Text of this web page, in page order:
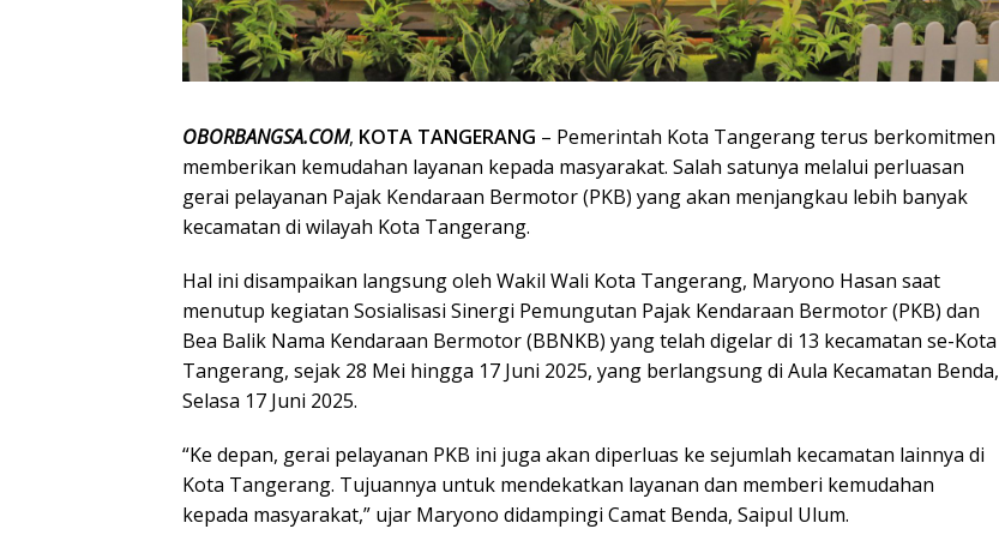
OBORBANGSA.COM, KOTA TANGERANG – Pemerintah Kota Tangerang terus berkomitmen
memberikan kemudahan layanan kepada masyarakat. Salah satunya melalui perluasan
gerai pelayanan Pajak Kendaraan Bermotor (PKB) yang akan menjangkau lebih banyak
kecamatan di wilayah Kota Tangerang.
Hal ini disampaikan langsung oleh Wakil Wali Kota Tangerang, Maryono Hasan saat
menutup kegiatan Sosialisasi Sinergi Pemungutan Pajak Kendaraan Bermotor (PKB) dan
Bea Balik Nama Kendaraan Bermotor (BBNKB) yang telah digelar di 13 kecamatan se-Kota
Tangerang, sejak 28 Mei hingga 17 Juni 2025, yang berlangsung di Aula Kecamatan Benda,
Selasa 17 Juni 2025.
“Ke depan, gerai pelayanan PKB ini juga akan diperluas ke sejumlah kecamatan lainnya di
Kota Tangerang. Tujuannya untuk mendekatkan layanan dan memberi kemudahan
kepada masyarakat,” ujar Maryono didampingi Camat Benda, Saipul Ulum.